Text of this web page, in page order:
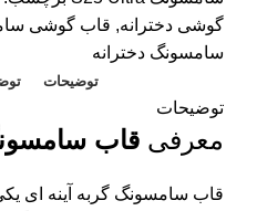
گوشی دخترانه, قاب گوشی
سامسونگ دخترانه
توضیحات
توضیحات
معرفی قاب
قاب سامسونگ گربه آینه ای